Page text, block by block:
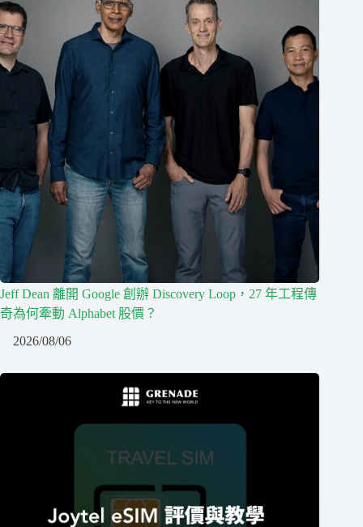
Jeff Dean 離開 Google 創辦 Discovery Loop，27 年工程傳
奇為何牽動 Alphabet 股價？
2026/08/06